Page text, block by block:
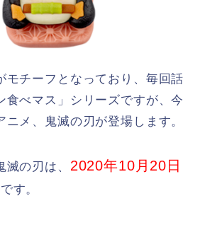
モチーフとなっており、毎回話
食べマス」シリーズですが、今
ニメ、鬼滅の刃が登場します。
の刃は、 2020年10月20日
です。